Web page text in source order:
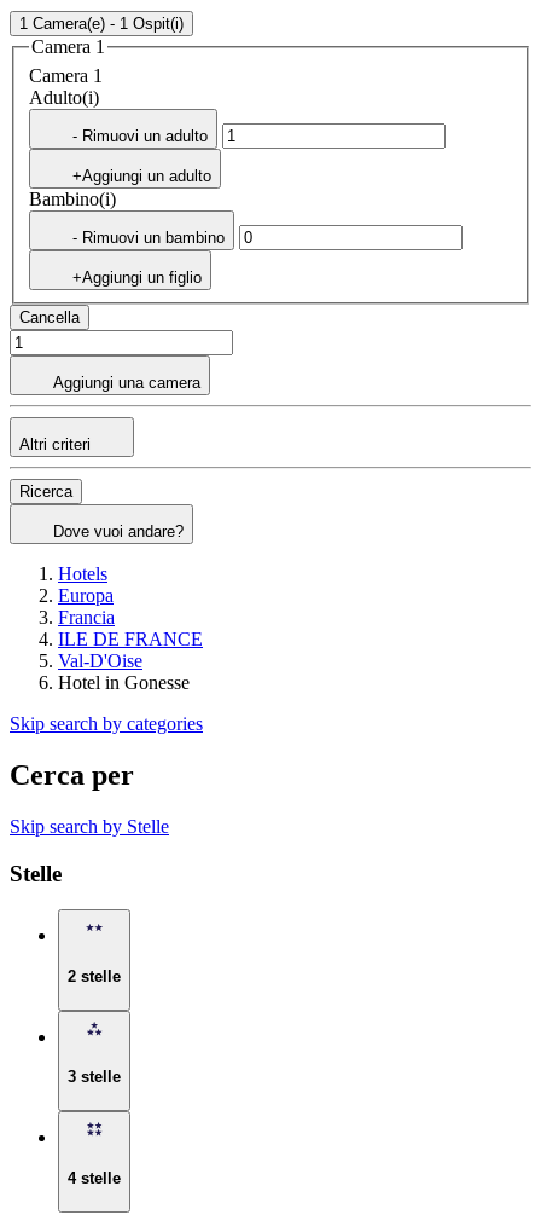
1 Camera(e) - 1 Ospit(i)
Camera 1
Camera 1
Adulto(i)
- Rimuovi un adulto
+Aggiungi un adulto
Bambino(i)
- Rimuovi un bambino
+Aggiungi un figlio
Cancella
Aggiungi una camera
Altri criteri
Ricerca
Dove vuoi andare?
Hotels
Europa
Francia
ILE DE FRANCE
Val-D'Oise
Hotel in Gonesse
Skip search by categories
Cerca per
Skip search by Stelle
Stelle
2 stelle
3 stelle
4 stelle